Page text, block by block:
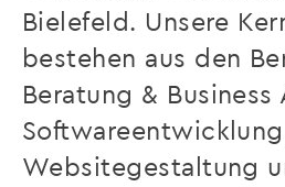
Bielefeld. Unsere
bestehen aus den
Beratung & Business
Softwareentwicklung,
Websitegestaltung